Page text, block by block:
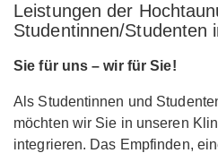
Leistungen der
Studentinnen/Studenten
Sie für uns – wir für Sie!
Als Studentinnen und
möchten wir Sie in unseren
integrieren. Das Empfinden,